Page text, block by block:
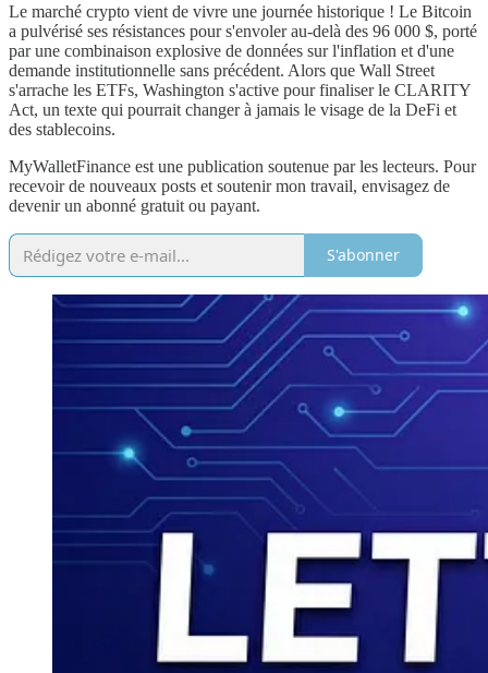
Le marché crypto vient de vivre une journée historique ! Le Bitcoin
a pulvérisé ses résistances pour s'envoler au-delà des 96 000 $, porté
par une combinaison explosive de données sur l'inflation et d'une
demande institutionnelle sans précédent. Alors que Wall Street
s'arrache les ETFs, Washington s'active pour finaliser le CLARITY
Act, un texte qui pourrait changer à jamais le visage de la DeFi et
des stablecoins.
MyWalletFinance est une publication soutenue par les lecteurs. Pour
recevoir de nouveaux posts et soutenir mon travail, envisagez de
devenir un abonné gratuit ou payant.
S'abonner